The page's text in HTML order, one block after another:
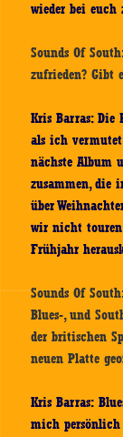
wieder bei euch
Sounds Of
zufrieden? Gibt
Kris Barras: Die
als ich
nächste Album
zusammen, die
über
wir nicht
Frühjahr
Sounds Of
Blues-, und
der britischen
neuen Platte
Kris Barras:
mich